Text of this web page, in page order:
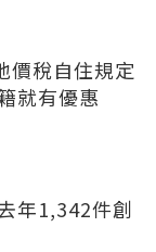
價稅自住規定
就有優惠
年1,342件創